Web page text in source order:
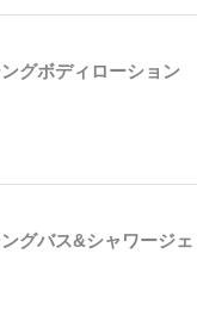
グボディローション
グバス&シャワージェ